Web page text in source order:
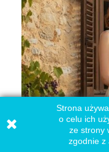
Strona
o celu ich
ze strony
zgodnie z